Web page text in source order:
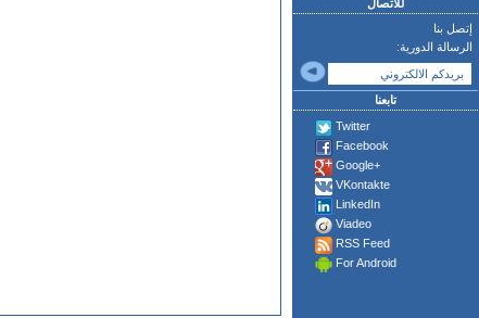
للاتصال
إتصل بنا
الرسالة الدورية:
تابعنا
Twitter
Facebook
Google+
VKontakte
LinkedIn
Viadeo
RSS Feed
For Android